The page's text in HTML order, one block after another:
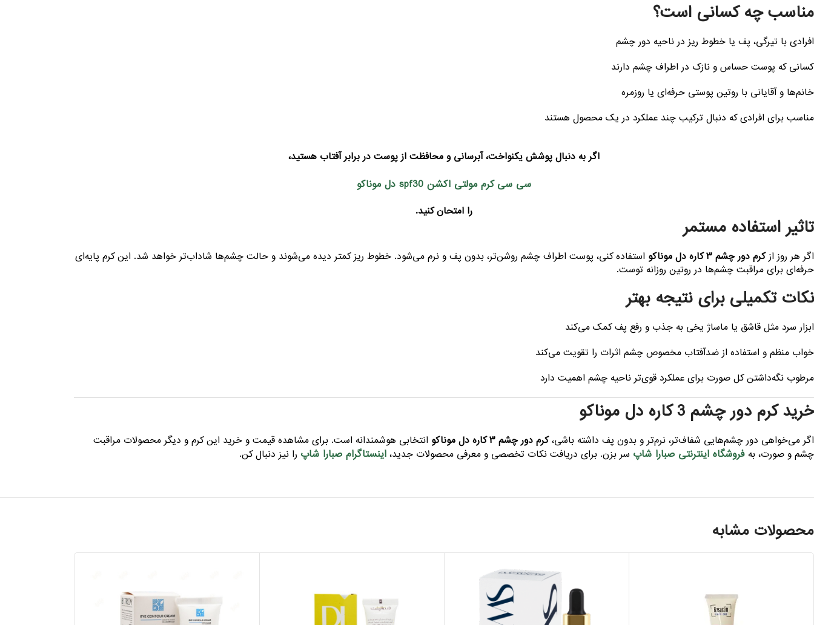
مناسب چه کسانی است؟
افرادی با تیرگی، پف یا خطوط ریز در ناحیه دور چشم
کسانی که پوست حساس و نازک در اطراف چشم دارند
خانم‌ها و آقایانی با روتین پوستی حرفه‌ای یا روزمره
مناسب برای افرادی که دنبال ترکیب چند عملکرد در یک محصول هستند
اگر به دنبال پوشش یکنواخت، آبرسانی و محافظت از پوست در برابر آفتاب هستید،
سی سی کرم مولتی اکشن spf30 دل موناکو
را امتحان کنید.
تاثیر استفاده مستمر
اگر هر روز ازکرم دور چشم ۳ کاره دل موناکو
استفاده کنی، پوست اطراف چشم روشن‌تر، بدون پف و نرم می‌شود. خطوط ریز کمتر دیده می‌شوند و حالت چشم‌ها شاداب‌تر خواهد شد. این کرم پایه‌ای
حرفه‌ای برای مراقبت چشم‌ها در روتین روزانه توست.
نکات تکمیلی برای نتیجه بهتر
ابزار سرد مثل قاشق یا ماساژ یخی به جذب و رفع پف کمک می‌کند
خواب منظم و استفاده از ضدآفتاب مخصوص چشم اثرات را تقویت می‌کند
مرطوب نگه‌داشتن کل صورت برای عملکرد قوی‌تر ناحیه چشم اهمیت دارد
خرید کرم دور چشم 3 کاره دل موناکو
اگر می‌خواهی دور چشم‌هایی شفاف‌تر، نرم‌تر و بدون پف داشته باشی،کرم دور چشم ۳ کاره دل موناکو
انتخابی هوشمندانه است. برای مشاهده قیمت و خرید این کرم و دیگر محصولات مراقبت
چشم و صورت، به فروشگاه اینترنتی صبارا شاپ سر بزن. برای دریافت نکات تخصصی و معرفی محصولات جدید، اینستاگرام صبارا شاپ را نیز دنبال کن.
محصولات مشابه